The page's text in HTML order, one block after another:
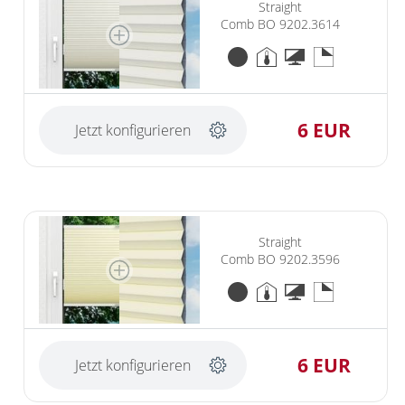
Straight
Comb BO 9202.3614
Jetzt konfigurieren 6 EUR
Straight
Comb BO 9202.3596
Jetzt konfigurieren 6 EUR